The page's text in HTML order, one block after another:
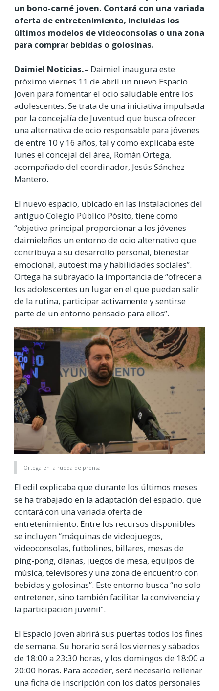
un bono-carné joven. Contará con una variada
oferta de entretenimiento, incluidas los
últimos modelos de videoconsolas o una zona
para comprar bebidas o golosinas.
Daimiel Noticias.– Daimiel inaugura este
próximo viernes 11 de abril un nuevo Espacio
Joven para fomentar el ocio saludable entre los
adolescentes. Se trata de una iniciativa impulsada
por la concejalía de Juventud que busca ofrecer
una alternativa de ocio responsable para jóvenes
de entre 10 y 16 años, tal y como explicaba este
lunes el concejal del área, Román Ortega,
acompañado del coordinador, Jesús Sánchez
Mantero.
El nuevo espacio, ubicado en las instalaciones del
antiguo Colegio Público Pósito, tiene como
“objetivo principal proporcionar a los jóvenes
daimieleños un entorno de ocio alternativo que
contribuya a su desarrollo personal, bienestar
emocional, autoestima y habilidades sociales”.
Ortega ha subrayado la importancia de “ofrecer a
los adolescentes un lugar en el que puedan salir
de la rutina, participar activamente y sentirse
parte de un entorno pensado para ellos”.
Ortega en la rueda de prensa
El edil explicaba que durante los últimos meses
se ha trabajado en la adaptación del espacio, que
contará con una variada oferta de
entretenimiento. Entre los recursos disponibles
se incluyen “máquinas de videojuegos,
videoconsolas, futbolines, billares, mesas de
ping-pong, dianas, juegos de mesa, equipos de
música, televisores y una zona de encuentro con
bebidas y golosinas”. Este entorno busca “no solo
entretener, sino también facilitar la convivencia y
la participación juvenil”.
El Espacio Joven abrirá sus puertas todos los fines
de semana. Su horario será los viernes y sábados
de 18:00 a 23:30 horas, y los domingos de 18:00 a
20:00 horas. Para acceder, será necesario rellenar
una ficha de inscripción con los datos personales